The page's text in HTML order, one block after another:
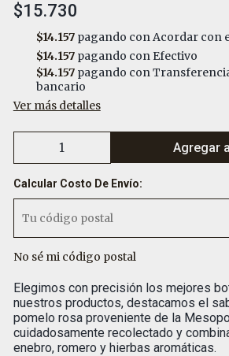
$15.730
$14.157pagando con Acordar con
$14.157pagando con Efectivo
$14.157pagando con
bancario
Ver más detalles
Agregar
Calcular Costo De Envío:
No sé mi código postal
Elegimos con precisión los mejores
nuestros productos, destacamos el
pomelo rosa proveniente de la
cuidadosamente recolectado y
enebro, romero y hierbas aromáticas.